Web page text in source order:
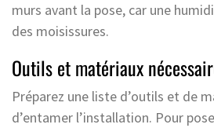
murs avant la pose, car une
des moisissures.
Outils et matériaux
Préparez une liste d’outils et de
d’entamer l’installation. Pour